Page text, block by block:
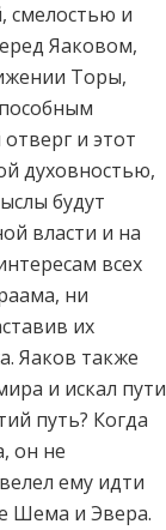
смелостью и
Яаковом,
Торы,
и этот
духовностью,
будут
власти и на
всех
ни
их
Яаков также
и искал пути
путь? Когда
он не
ему идти
Шема и Эвера.